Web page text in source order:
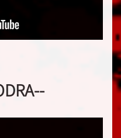
--CLAPSODRA--